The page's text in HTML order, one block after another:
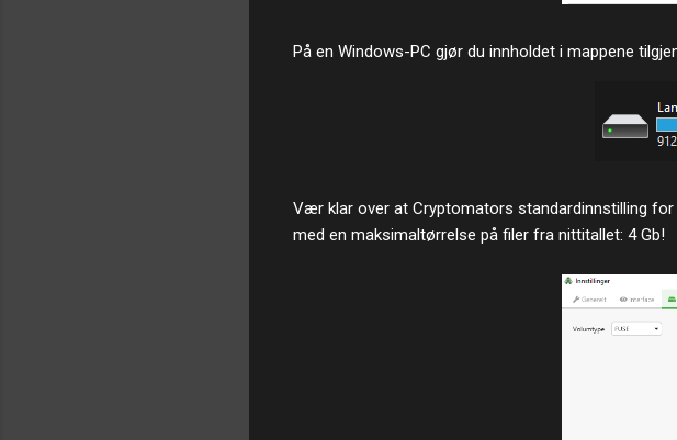
På en Windows-PC gjør du innholdet i mappene
Vær klar over at Cryptomators standardinnstilling for
med en maksimaltørrelse på filer fra nittitallet: 4 Gb!